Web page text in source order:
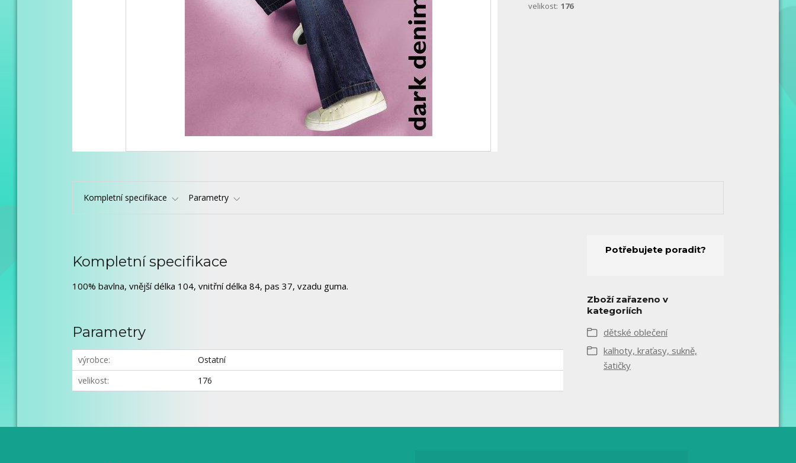
velikost: 176
Kompletní specifikace Parametry
Kompletní specifikace
100% bavlna, vnější délka 104, vnitřní délka 84, pas 37, vzadu guma.
Parametry
výrobce
Ostatní
velikost
176
Potřebujete poradit?
Zboží zařazeno v
kategoriích
dětské oblečení
kalhoty, kraťasy, sukně,
šatičky